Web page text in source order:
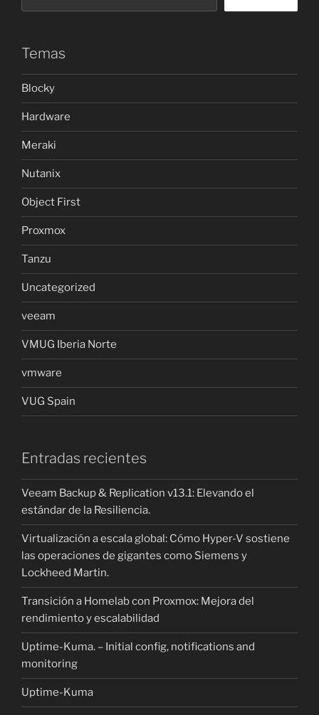
Temas
Blocky
Hardware
Meraki
Nutanix
Object First
Proxmox
Tanzu
Uncategorized
veeam
VMUG Iberia Norte
vmware
VUG Spain
Entradas recientes
Veeam Backup & Replication v13.1: Elevando el
estándar de la Resiliencia.
Virtualización a escala global: Cómo Hyper-V sostiene
las operaciones de gigantes como Siemens y
Lockheed Martin.
Transición a Homelab con Proxmox: Mejora del
rendimiento y escalabilidad
Uptime-Kuma. – Initial config, notifications and
monitoring
Uptime-Kuma